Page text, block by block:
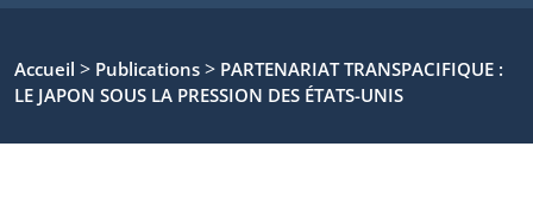
Accueil > Publications > PARTENARIAT TRANSPACIFIQUE :
LE JAPON SOUS LA PRESSION DES ÉTATS-UNIS